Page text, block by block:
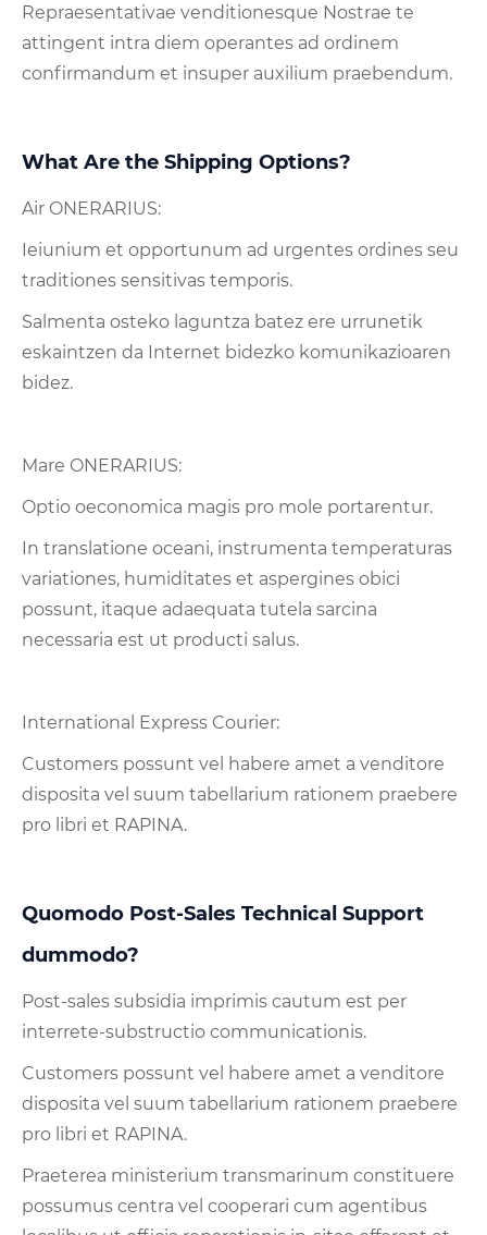
Repraesentativae venditionesque Nostrae te
attingent intra diem operantes ad ordinem
confirmandum et insuper auxilium praebendum.
What Are the Shipping Options?
Air ONERARIUS:
Ieiunium et opportunum ad urgentes ordines seu
traditiones sensitivas temporis.
Salmenta osteko laguntza batez ere urrunetik
eskaintzen da Internet bidezko komunikazioaren
bidez.
Mare ONERARIUS:
Optio oeconomica magis pro mole portarentur.
In translatione oceani, instrumenta temperaturas
variationes, humiditates et aspergines obici
possunt, itaque adaequata tutela sarcina
necessaria est ut producti salus.
International Express Courier:
Customers possunt vel habere amet a venditore
disposita vel suum tabellarium rationem praebere
pro libri et RAPINA.
Quomodo Post-Sales Technical Support
dummodo?
Post-sales subsidia imprimis cautum est per
interrete-substructio communicationis.
Customers possunt vel habere amet a venditore
disposita vel suum tabellarium rationem praebere
pro libri et RAPINA.
Praeterea ministerium transmarinum constituere
possumus centra vel cooperari cum agentibus